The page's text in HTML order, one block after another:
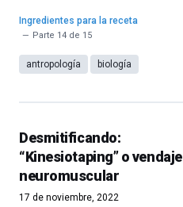
Ingredientes para la receta
Parte 14 de 15
antropología biología
Desmitificando:
“Kinesiotaping” o vendaje
neuromuscular
17 de noviembre, 2022